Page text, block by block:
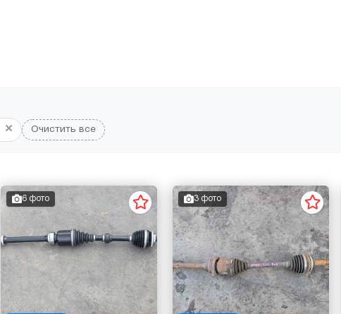
× Очистить все
6 фото 3 фото